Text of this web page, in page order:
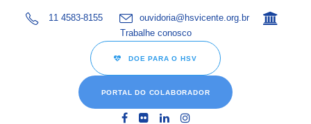
11 4583-8155
ouvidoria@hsvicente.org.br
Trabalhe conosco
DOE PARA O HSV
PORTAL DO COLABORADOR